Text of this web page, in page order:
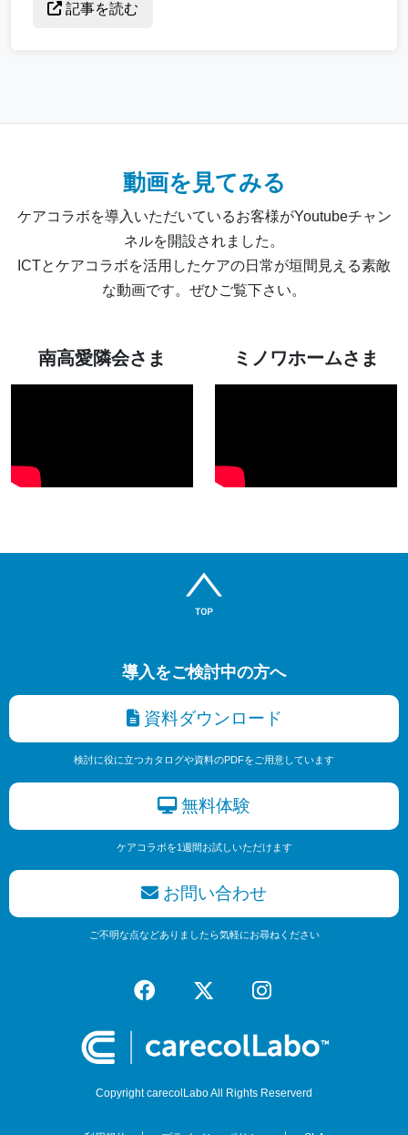
記事を読む
動画を見てみる
ケアコラボを導入いただいているお客様がYoutubeチャン
ネルを開設されました。
ICTとケアコラボを活用したケアの日常が垣間見える素敵
な動画です。ぜひご覧下さい。
南高愛隣会さま ミノワホームさま
導入をご検討中の方へ
資料ダウンロード
検討に役に立つカタログや資料のPDFをご用意しています
無料体験
ケアコラボを1週間お試しいただけます
お問い合わせ
ご不明な点などありましたら気軽にお尋ねください
Copyright carecolLabo All Rights Reserverd